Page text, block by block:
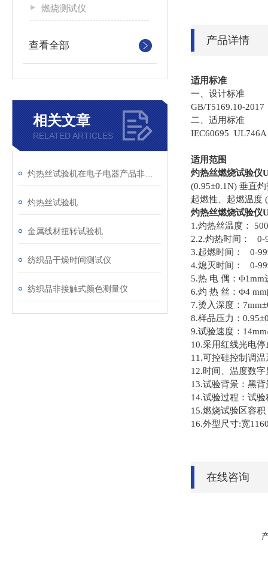
燃烧测试仪
查看全部
相关文章
RELATED ARTICLES
灼热丝试验机
金属线材扭转试验机
纺织品干燥时间测试仪
纺织品非接触式颜色测量仪
产品详情
适用标准
一、设计标准
GB/T5169.10-
二、适用标准
IEC60695
适用范围
灼热丝燃烧试验仪
(0.95±0.1N) 垂直
起燃性、起燃温度
灼热丝燃烧试验
1.灼热丝温度：
2.2.灼热时间： 0-
3.起燃时间： 0-
4.熄灭时间： 0-
5.热 电 偶：Φ1mm
6.灼 热 丝：Φ4
7.烫入深度：
8.样品压力：
9.试验速度：
10.采用红线光电
11.可控硅控制调
12.时间、温度数
13.试验背景：黑
14.试验过程：试
15.燃烧试验区容
16.外型尺寸:宽
在线咨询